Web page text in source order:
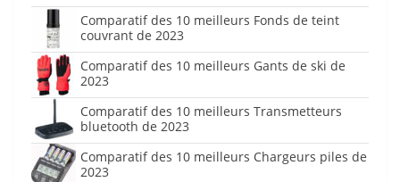
Comparatif des 10 meilleurs Fonds de teint
couvrant de 2023
Comparatif des 10 meilleurs Gants de ski de
2023
Comparatif des 10 meilleurs Transmetteurs
bluetooth de 2023
Comparatif des 10 meilleurs Chargeurs piles de
2023